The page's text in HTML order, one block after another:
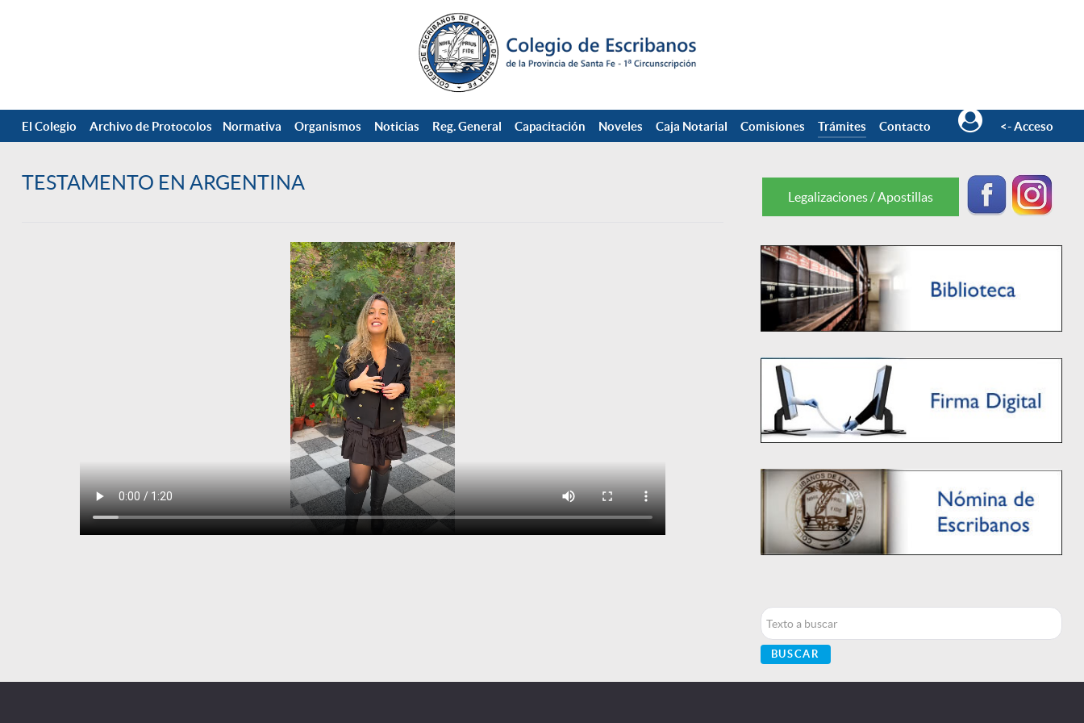
El Colegio Archivo de Protocolos Normativa Organismos Noticias Reg. General Capacitación Noveles Caja Notarial Comisiones Trámites Contacto <- Acceso
TESTAMENTO EN ARGENTINA
Buscar...
BUSCAR